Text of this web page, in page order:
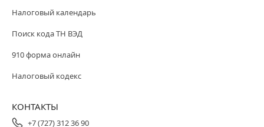
Налоговый календарь
Поиск кода ТН ВЭД
910 форма онлайн
Налоговый кодекс
КОНТАКТЫ
+7 (727) 312 36 90